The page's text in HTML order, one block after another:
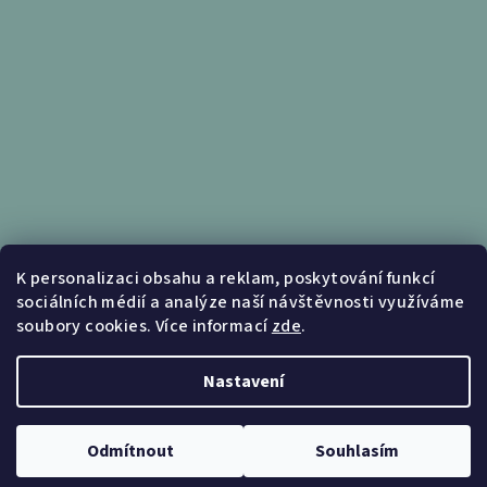
K personalizaci obsahu a reklam, poskytování funkcí
sociálních médií a analýze naší návštěvnosti využíváme
soubory cookies. Více informacízde.
Nastavení
Odmítnout Souhlasím
Informace pro vás
Obchodní podmínky
Upravit nastavení cookies
Vytvořil Shoptet